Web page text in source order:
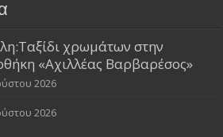
χρωμάτων στην
«Αχιλλέας Βαρβαρέσος»
2026
2026